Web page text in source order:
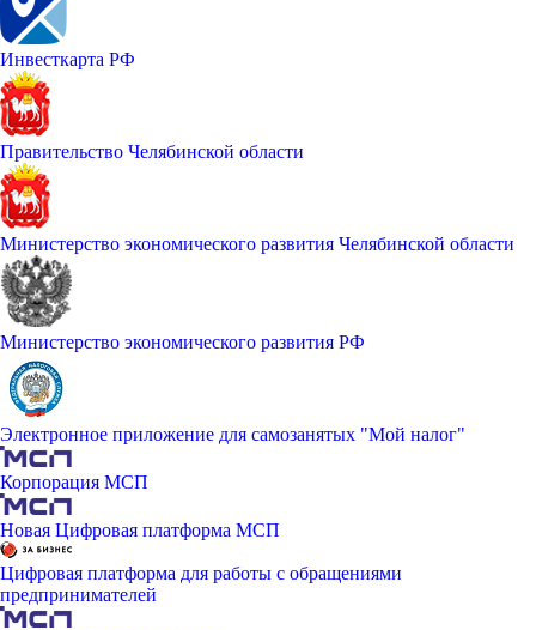
Инвесткарта РФ
Правительство Челябинской области
Министерство экономического развития Челябинской области
Министерство экономического развития РФ
Электронное приложение для самозанятых "Мой налог"
Корпорация МСП
Новая Цифровая платформа МСП
Цифровая платформа для работы с обращениями
предпринимателей